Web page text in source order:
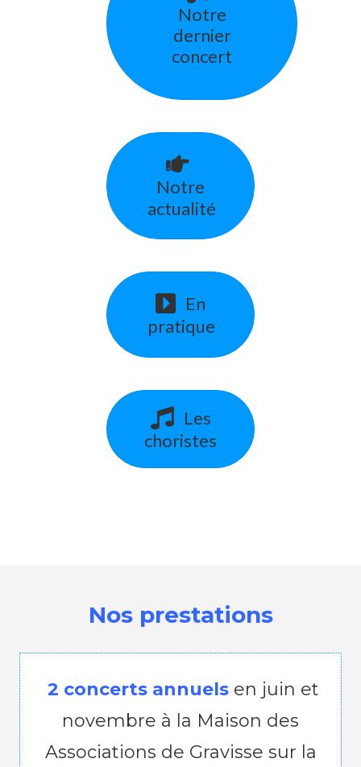
Notre
dernier
concert
Notre
actualité
En
pratique
Les
choristes
Nos prestations
2 concerts annuelsen juin et
novembre à la Maison des
Associations de Gravisse sur la